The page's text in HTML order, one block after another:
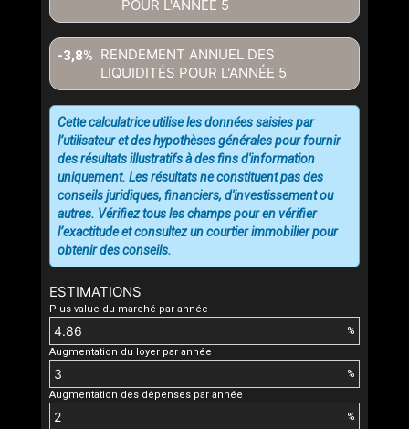
POUR L'ANNÉE 5
RENDEMENT ANNUEL DES
LIQUIDITÉS POUR L'ANNÉE 5
-3,8%
ESTIMATIONS
Plus-value du marché par année
%
Augmentation du loyer par année
%
Augmentation des dépenses par année
%
Cette calculatrice utilise les données saisies par
l’utilisateur et des hypothèses générales pour fournir
des résultats illustratifs à des fins d'information
uniquement. Les résultats ne constituent pas des
conseils juridiques, financiers, d'investissement ou
autres. Vérifiez tous les champs pour en vérifier
l’exactitude et consultez un courtier immobilier pour
obtenir des conseils.